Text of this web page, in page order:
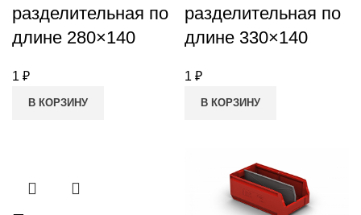
разделительная по
длине 280×140
1 ₽
В КОРЗИНУ
разделительная по
длине 330×140
1 ₽
В КОРЗИНУ